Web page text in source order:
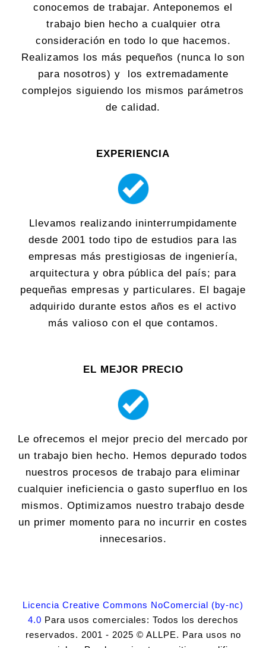
conocemos de trabajar. Anteponemos el
trabajo bien hecho a cualquier otra
consideración en todo lo que hacemos.
Realizamos los más pequeños (nunca lo son
para nosotros) y los extremadamente
complejos siguiendo los mismos parámetros
de calidad.
EXPERIENCIA
Llevamos realizando ininterrumpidamente
desde 2001 todo tipo de estudios para las
empresas más prestigiosas de ingeniería,
arquitectura y obra pública del país; para
pequeñas empresas y particulares. El bagaje
adquirido durante estos años es el activo
más valioso con el que contamos.
EL MEJOR PRECIO
Le ofrecemos el mejor precio del mercado por
un trabajo bien hecho. Hemos depurado todos
nuestros procesos de trabajo para eliminar
cualquier ineficiencia o gasto superfluo en los
mismos. Optimizamos nuestro trabajo desde
un primer momento para no incurrir en costes
innecesarios.
Licencia Creative Commons NoComercial (by-nc)
4.0 Para usos comerciales: Todos los derechos
reservados. 2001 - 2025 © ALLPE. Para usos no